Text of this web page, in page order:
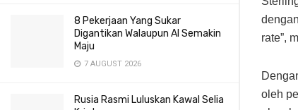
8 Pekerjaan Yang Sukar
Digantikan Walaupun AI Semakin
Maju
7 AUGUST 2026
Rusia Rasmi Luluskan Kawal Selia
rate”,
oleh